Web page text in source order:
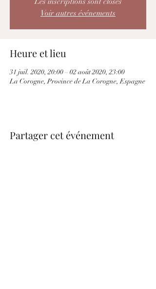
Voir autres événements
Heure et lieu
31 juil. 2020, 20:00 – 02 août 2020, 23:00
La Corogne, Province de La Corogne, Espagne
Partager cet événement